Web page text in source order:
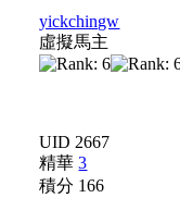
yickchingw
虛擬馬主
UID 2667
精華3
積分 166